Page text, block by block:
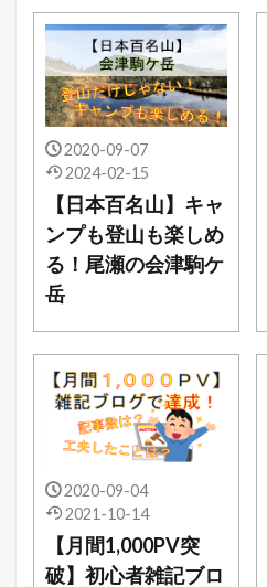
2020-09-07
2024-02-15
【日本百名山】キャ
ンプも登山も楽しめ
る！尾瀬の会津駒ケ
岳
2020-09-04
2021-10-14
【月間1,000PV突
破】初心者雑記ブロ